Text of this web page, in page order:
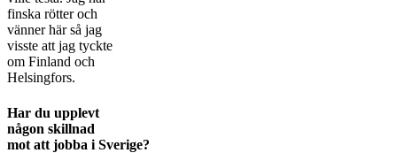
finska rötter och
vänner här så jag
visste att jag tyckte
om Finland och
Helsingfors.
Har du upplevt
någon skillnad
mot att jobba i Sverige?